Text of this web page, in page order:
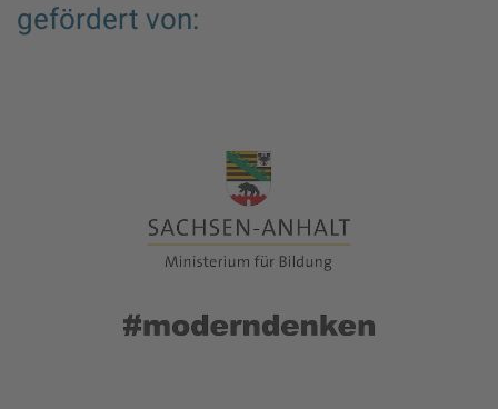
gefördert von: